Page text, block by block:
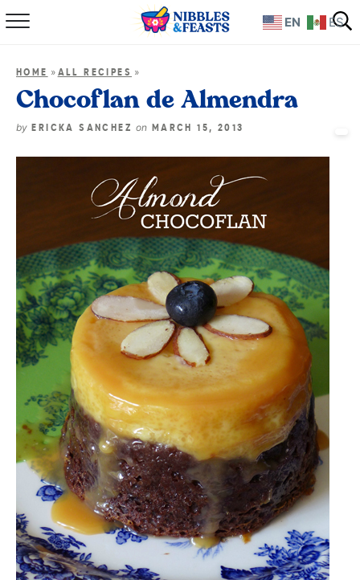
Home
Recipes
Books
Shop
HOME » ALL RECIPES »
Chocoflan de Almendra
by ERICKA SANCHEZon MARCH 15, 2013
EN ES